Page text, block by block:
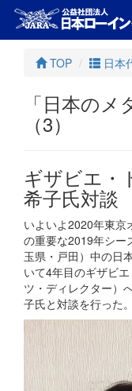
TOP
日本
「日本の
（3）
ギザビエ・
希子氏対談
いよいよ2020年東京
の重要な2019年シー
玉県・戸田）中の日
いて4年目のギザビ
ツ・ディレクター）
子氏と対談を行った。